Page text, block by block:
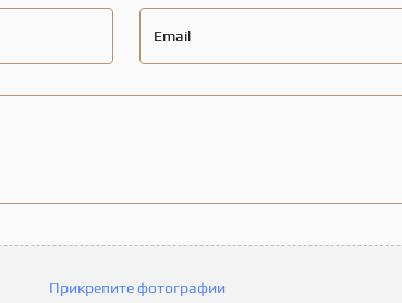
Email
Прикрепите фотографии